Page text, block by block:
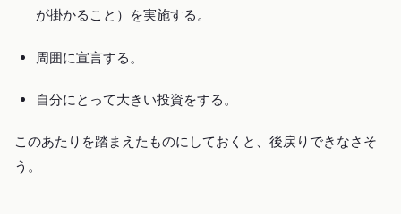
が掛かること）を実施する。
周囲に宣言する。
自分にとって大きい投資をする。
このあたりを踏まえたものにしておくと、後戻りできなさそ
う。